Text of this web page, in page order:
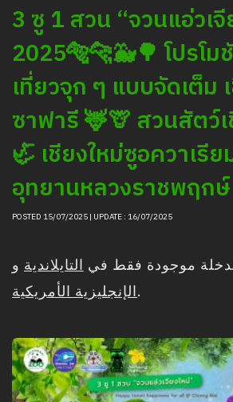
3 ซู 1 สวน “จวนแอ่วเจี
2025🐅🐆🐳🌳 โปรโ
เที่ยวจุก ๆ แบบจัดเต็ม
ซาฟารี 🦌🦒 สวนสัตว์
🦏 เชียงใหม่ซูอควาเรี
อุทยานหลวงราชพฤก
POSTED 15/07/2025 | UPDATE : 16/07/2025
موجودة فقط في التايلاندية و
الإنجليزية الأمريكية.